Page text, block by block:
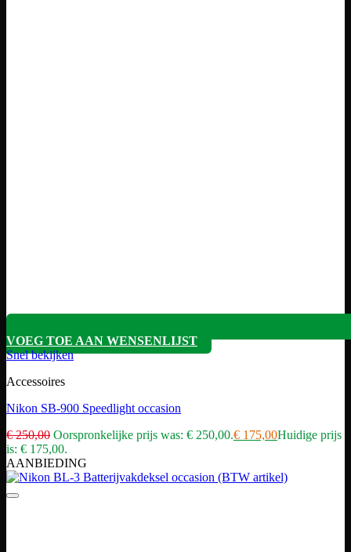
VOEG TOE AAN WENSENLIJST
Snel bekijken
Accessoires
Nikon SB-900 Speedlight occasion
€250,00 Oorspronkelijke prijs was: € 250,00.€ 175,00Huidige prijs
is: € 175,00.
AANBIEDING